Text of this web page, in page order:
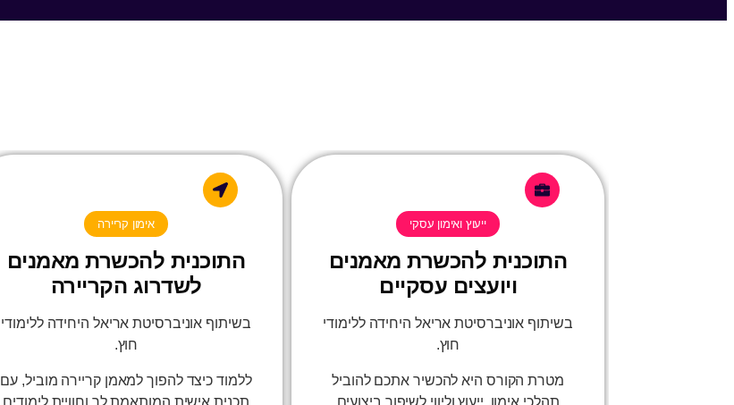
ייעוץ ואימון עסקי
התוכנית להכשרת מאמנים
ויועצים עסקיים
בשיתוף אוניברסיטת אריאל היחידה ללימודי
חוץ.
מטרת הקורס היא להכשיר אתכם להוביל
תהלכי אימון, ייעוץ וליווי לשיפור ביצועים
אימון קריירה
התוכנית להכשרת מאמנים
לשדרוג הקריירה
בשיתוף אוניברסיטת אריאל היחידה ללימודי
חוץ.
ללמוד כיצד להפוך למאמן קריירה מוביל, עם
תכנית אישית המותאמת לך וחוויית לימודים